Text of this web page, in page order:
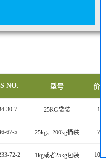
NO. 型号 价格
30-7 25KG袋装 10
67-5 25kg、200kg桶装 72
72-2 1kg或者25kg包装 1000